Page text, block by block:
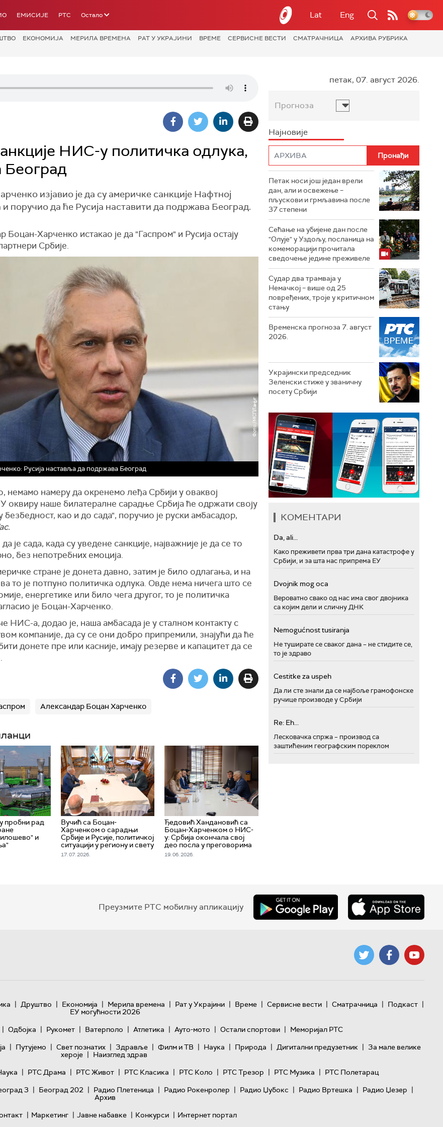
ЕМИСИЈЕ РТС Остало Lat Eng
ЕКОНОМИЈА МЕРИЛА ВРЕМЕНА РАТ У УКРАЈИНИ ВРЕМЕ СЕРВИСНЕ ВЕСТИ СМАТРАЧНИЦА
АРХИВА РУБРИКА
НИС-у политичка одлука,
Београд
изјавио је да су америчке санкције Нафтној
поручио да ће Русија наставити да подржава Београд.
Боцан-Харченко истакао је да "Гаспром" и Русија остају
Србије.
Русија наставља да подржава Београд
немамо намеру да окренемо леђа Србији у оваквој
У оквиру наше билатералне сарадње Србија ће одржати своју
безбедност, као и до сада", поручио је руски амбасадор,
је сада, када су уведене санкције, најважније је да се то
без непотребних емоција.
стране је донета давно, затим је било одлагања, и на
то је потпуно политичка одлука. Овде нема ничега што се
енергетике или било чега другог, то је политичка
је Боцан-Харченко.
НИС-а, додао је, наша амбасада је у сталном контакту с
компаније, да су се они добро припремили, знајући да ће
донете пре или касније, имају резерве и капацитет да се
Александар Боцан Харченко
пробни рад
и
Вучић са Боцан-
Харченком о сарадњи
Србије и Русије, политичкој
ситуацији у региону и свету
17. 07. 2026.
Ђедовић Хандановић са
Боцан-Харченком о НИС-
у: Србија окончала свој
део посла у преговорима
19. 06. 2026.
петак, 07. август 2026.
Прогноза
Најновије
Петак носи још један врели
дан, али и освежење –
пљускови и грмљавина после
37 степени
Сећање на убијене дан после
"Олује" у Уздољу, посланица на
комеморацији прочитала
сведочење једине преживеле
Судар два трамваја у
Немачкој – више од 25
повређених, троје у критичном
стању
Временска прогноза 7. август
2026.
Украјински председник
Зеленски стиже у званичну
посету Србији
КОМЕНТАРИ
Da, ali...
Како преживети прва три дана катастрофе у
Србији, и за шта нас припрема ЕУ
Dvojnik mog oca
Вероватно свако од нас има свог двојника
са којим дели и сличну ДНК
Nemogućnost tusiranja
Не туширате се сваког дана – не стидите се,
то је здраво
Cestitke za uspeh
Да ли сте знали да се најбоље грамофонске
ручице производе у Србији
Re: Eh...
Лесковачка спржа – производ са
заштићеним географским пореклом
Преузмите РТС мобилну апликацију
| Друштво | Економија | Мерила времена | Рат у Украјини | Време | Сервисне вести | Сматрачница | Подкаст |
ЕУ могућности 2026
| Одбојка | Рукомет | Ватерполо | Атлетика | Ауто-мото | Остали спортови | Меморијал РТС
| Путујемо | Свет познатих | Здравље | Филм и ТВ | Наука | Природа | Дигитални предузетник | За мале велике
хероје | Наизглед здрав
| РТС Драма | РТС Живот | РТС Класика | РТС Коло | РТС Трезор | РТС Музика | РТС Полетарац
3 | Београд 202 | Радио Плетеница | Радио Рокенролер | Радио Џубокс | Радио Вртешка | Радио Џезер |
Архив
| Маркетинг | Јавне набавке | Конкурси | Интернет портал